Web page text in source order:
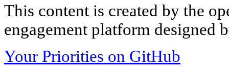
This content is created by the
engagement platform designed
Your Priorities on GitHub